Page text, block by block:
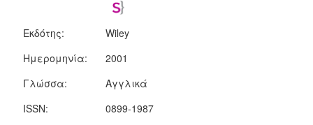
Εκδότης:
Wiley
Ημερομηνία:
2001
Γλώσσα:
Αγγλικά
ISSN:
0899-1987